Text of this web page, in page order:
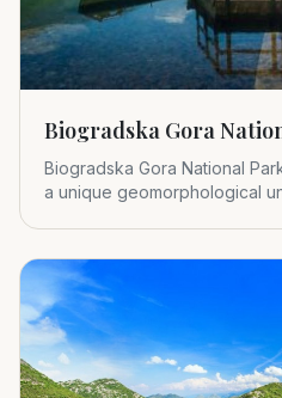
Biogradska Gora
Biogradska Gora National
a unique geomorphological